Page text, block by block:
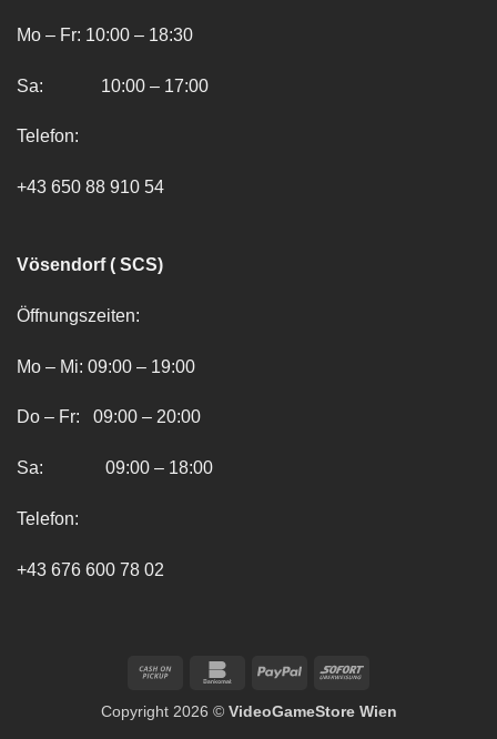
Mo – Fr: 10:00 – 18:30
Sa: 10:00 – 17:00
Telefon:
+43 650 88 910 54
Vösendorf ( SCS)
Öffnungszeiten:
Mo – Mi: 09:00 – 19:00
Do – Fr: 09:00 – 20:00
Sa: 09:00 – 18:00
Telefon:
+43 676 600 78 02
Cash
Pickup
BankomatPayPal Sofort
Copyright 2026 © VideoGameStore Wien